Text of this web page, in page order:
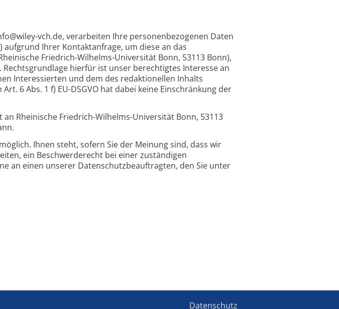
vch.de, verarbeiten Ihre personenbezogenen Daten
Ihrer Kontaktanfrage, um diese an das
Friedrich-Wilhelms-Universität Bonn, 53113 Bonn),
hierfür ist unser berechtigtes Interesse an
Interessierten und dem des redaktionellen Inhalts
6 Abs. 1 f) EU-DSGVO hat dabei keine Einschränkung der
Rheinische Friedrich-Wilhelms-Universität Bonn, 53113
Ihnen steht, sofern Sie der Meinung sind, dass wir
ein Beschwerderecht bei einer zuständigen
an einen unserer Datenschutzbeauftragten, den Sie unter
Datenschutz